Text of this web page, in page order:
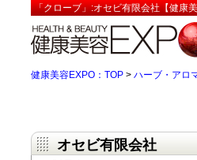
「クローブ」:オセビ有限会社【健康
健康美容EXPO：TOP > ハーブ・アロ
オセビ有限会社